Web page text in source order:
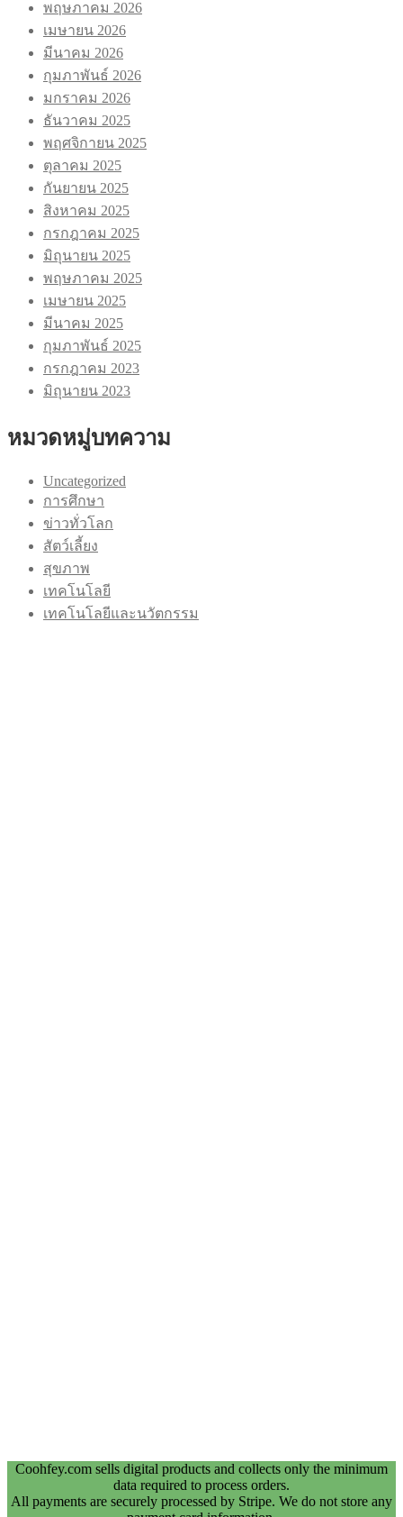
พฤษภาคม 2026
เมษายน 2026
มีนาคม 2026
กุมภาพันธ์ 2026
มกราคม 2026
ธันวาคม 2025
พฤศจิกายน 2025
ตุลาคม 2025
กันยายน 2025
สิงหาคม 2025
กรกฎาคม 2025
มิถุนายน 2025
พฤษภาคม 2025
เมษายน 2025
มีนาคม 2025
กุมภาพันธ์ 2025
กรกฎาคม 2023
มิถุนายน 2023
หมวดหมู่บทความ
Uncategorized
การศึกษา
ข่าวทั่วโลก
สัตว์เลี้ยง
สุขภาพ
เทคโนโลยี
เทคโนโลยีและนวัตกรรม
Coohfey.com sells digital products and collects only the minimum
data required to process orders.
All payments are securely processed by Stripe. We do not store any